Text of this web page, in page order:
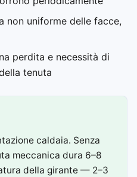
non uniforme delle facce,
perdita e necessità di
tenuta
caldaia. Senza
meccanica dura 6–8
della girante — 2–3